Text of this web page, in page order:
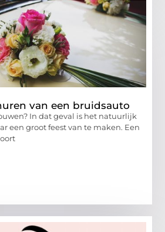
van een bruidsauto
In dat geval is het natuurlijk
een groot feest van te maken. Een